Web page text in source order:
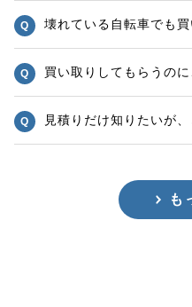
壊れている自転車でも
買い取りしてもらうの
見積りだけ知りたいが
も